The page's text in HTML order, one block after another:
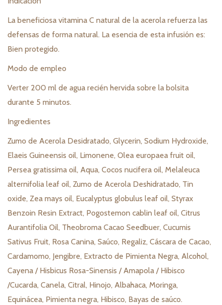
La beneficiosa vitamina C natural de la acerola refuerza las
defensas de forma natural. La esencia de esta infusión es:
Bien protegido.
Modo de empleo
Verter 200 ml de agua recién hervida sobre la bolsita
durante 5 minutos.
Ingredientes
Zumo de Acerola Desidratado, Glycerin, Sodium Hydroxide,
Elaeis Guineensis oil, Limonene, Olea europaea fruit oil,
Persea gratissima oil, Aqua, Cocos nucifera oil, Melaleuca
alternifolia leaf oil, Zumo de Acerola Deshidratado, Tin
oxide, Zea mays oil, Eucalyptus globulus leaf oil, Styrax
Benzoin Resin Extract, Pogostemon cablin leaf oil, Citrus
Aurantifolia Oil, Theobroma Cacao Seedbuer, Cucumis
Sativus Fruit, Rosa Canina, Saúco, Regaliz, Cáscara de Cacao,
Cardamomo, Jengibre, Extracto de Pimienta Negra, Alcohol,
Cayena / Hisbicus Rosa-Sinensis / Amapola / Hibisco
/Cucarda, Canela, Citral, Hinojo, Albahaca, Moringa,
Equinácea, Pimienta negra, Hibisco, Bayas de saúco.